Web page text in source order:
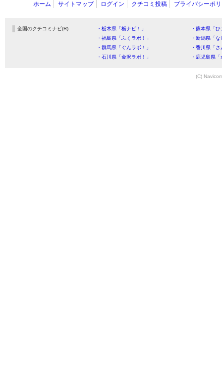
ホーム サイトマップ ログイン クチコミ投稿 プライバシーポ
全国のクチコミナビ(R) ・栃木県「栃ナビ！」
・熊本県「
・福島県「ふくラボ！」
・新潟県「
・群馬県「ぐんラボ！」
・香川県「
・石川県「金沢ラボ！」
・鹿児島県
(C)